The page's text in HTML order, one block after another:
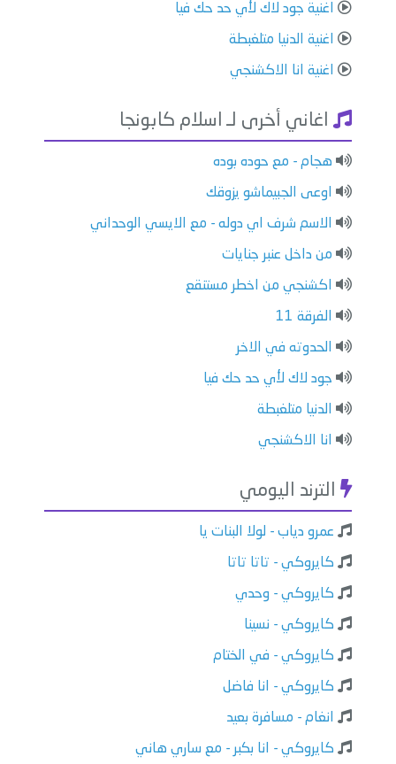
اغنية جود لاك لأي حد حك فيا
اغنية الدنيا متلغبطة
اغنية انا الاكشنجي
اغاني أخرى لـ اسلام كابونجا
هجام - مع حوده بوده
اوعى الجبيماشو يزوقك
الاسم شرف اي دوله - مع الايسي الوحداني
من داخل عنبر جنايات
اكشنجي من اخطر مستنقع
الفرقة 11
الحدوته في الاخر
جود لاك لأي حد حك فيا
الدنيا متلغبطة
انا الاكشنجي
الترند اليومي
عمرو دياب - لولا البنات يا
كايروكي - تاتا تاتا
كايروكي - وحدي
كايروكي - نسينا
كايروكي - في الختام
كايروكي - انا فاضل
انغام - مسافرة بعيد
كايروكي - انا بكبر - مع ساري هاني